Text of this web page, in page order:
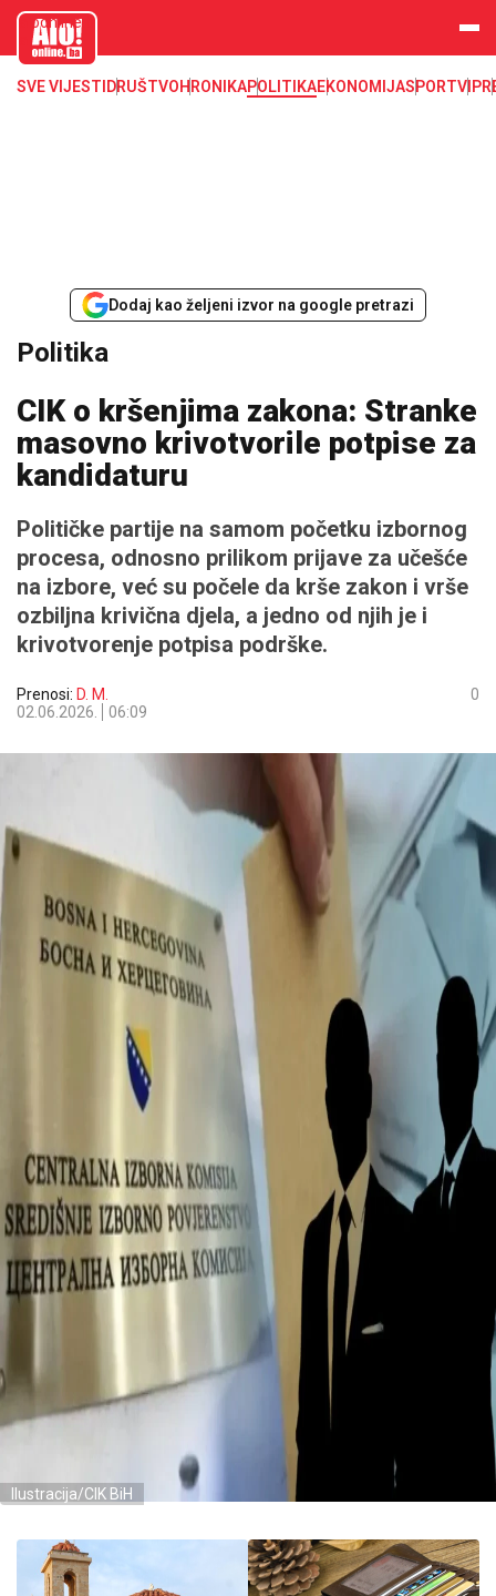
aloonline.b
SVE VIJESTI DRUŠTVOHRONIKAPOLITIKAEKONOMIJASPORTVIP
Dodaj kao željeni izvor na google pretrazi
Politika
CIK o kršenjima zakona: Stranke
masovno krivotvorile potpise za
kandidaturu
Političke partije na samom početku izbornog
procesa, odnosno prilikom prijave za učešće
na izbore, već su počele da krše zakon i vrše
ozbiljna krivična djela, a jedno od njih je i
krivotvorenje potpisa podrške.
Prenosi: D. M.
02.06.2026.
06:09
0
Ilustracija/CIK BiH